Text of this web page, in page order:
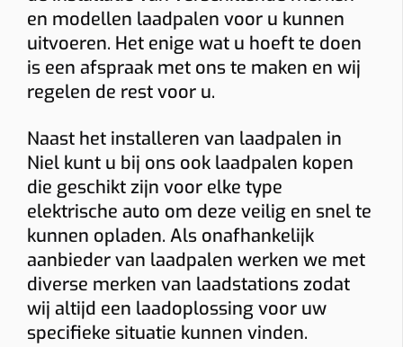
en modellen laadpalen voor u kunnen
uitvoeren. Het enige wat u hoeft te doen
is een afspraak met ons te maken en wij
regelen de rest voor u.
Naast het installeren van laadpalen in
Niel kunt u bij ons ook laadpalen kopen
die geschikt zijn voor elke type
elektrische auto om deze veilig en snel te
kunnen opladen. Als onafhankelijk
aanbieder van laadpalen werken we met
diverse merken van laadstations zodat
wij altijd een laadoplossing voor uw
specifieke situatie kunnen vinden.